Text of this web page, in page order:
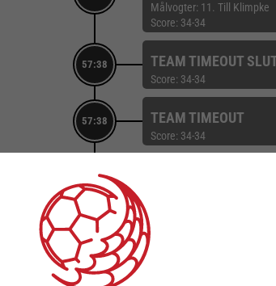
Målvogter: 11. Till Klimpke
Score: 34-34
57:38 TEAM TIMEOUT
Score: 34-34
57:38 TEAM TIMEOUT
Score: 34-34
56:50